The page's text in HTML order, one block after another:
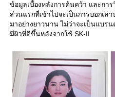
ข้อมูลเบื้องหลังการค้นคว้า และกา
ส่วนแรกที่เข้าไปจะเป็นการบอกเล่
มาอย่างยาวนาน ไม่ว่าจะเป็นแบร
มีผิวที่ดีขึ้นหลังจากใช้ SK-II